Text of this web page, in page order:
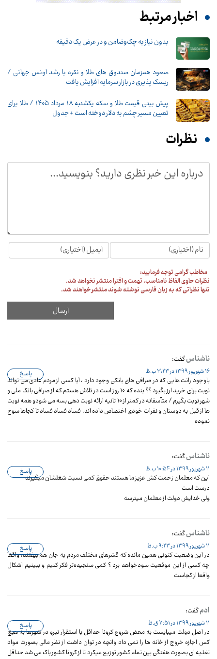
اخبار مرتبط
بدون نیاز به چک‌وضامن و در عرض یک دقیقه
صعود همزمان صندوق های طلا و نقره با رشد اونس جهانی /
ریسک پذیری در بازار سرمایه افزایش یافت
پیش‌ بینی قیمت طلا و سکه یکشنبه ۱۸ مرداد ۱۴۰۵ / طلا برای
تعیین مسیر چشم به دلار دوخته است + جدول
نظرات
مخاطب گرامی توجه فرمایید:
نظرات حاوی الفاظ نامناسب، تهمت و افترا منتشر نخواهد شد.
تنها نظراتی که به زبان فارسی نوشته شوند منتشر خواهند شد.
ناشناسگفت:
16 شهریور 1399 در 3:23 ب.ظ
باوجود رانت هایی که در صرافی های بانکی وجود دارد ، آیا کسی از مردم عادی می تواند
نوبت برای خرید ارز بگیرد ؟؟ بنده که 10 روز است در تلاش هستم که از صرافی بانک ملی و
شهر نوبت بگیرم / متآسفانه در کمتر از 10 تانیه ارائه نوبت دهی بسه می شودو همه نوبت
ها از قبل به دوستان و نفرات خودی اختصاص داده اند. فساد فساد فساد تا کجاها سوخ
نموده
پاسخ
ناشناسگفت:
11 شهریور 1399 در 10:54 ب.ظ
این که معلمان زحمت کش عزیز ما هستند حقوق کمی نسبت شغلشان میگیرند
درست است
ولی خدایش دولت از معلمان میترسه
پاسخ
ناشناسگفت:
11 شهریور 1399 در 9:23 ب.ظ
در این وضعیت کنونی همین مانده که قشرهای مختلف مردم به جان هم بیفتند، واقعا
چه کسی از این موقعیت سودخواهد برد ؟ کمی سنجیده‌تر فکر کنیم و ببینیم اشکال
واقعا از کجاست
پاسخ
ادمگفت:
11 شهریور 1399 در 7:51 ق.ظ
در اصل دولت میبایست به محض شروع کرونا حداقل با استقرار نیرو در شهرها به هیچ
کس اجازه خروج از خانه ها را نمی داد وانچه در توان داشت از نظر مالی بصورت مواد
تغذیه ای بصورت هفتگی بین تمام کشور توزیع میکرد تا از کرونا کشور پاک می شد حداقل
پاسخ